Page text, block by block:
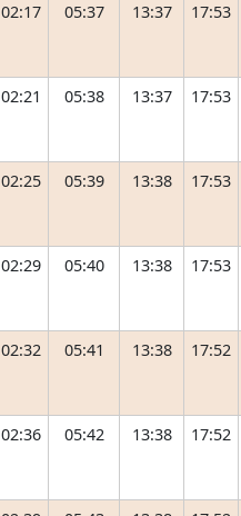
02:17 05:37 13:37 17:53
02:21 05:38 13:37 17:53
02:25 05:39 13:38 17:53
02:29 05:40 13:38 17:53
02:32 05:41 13:38 17:52
02:36 05:42 13:38 17:52